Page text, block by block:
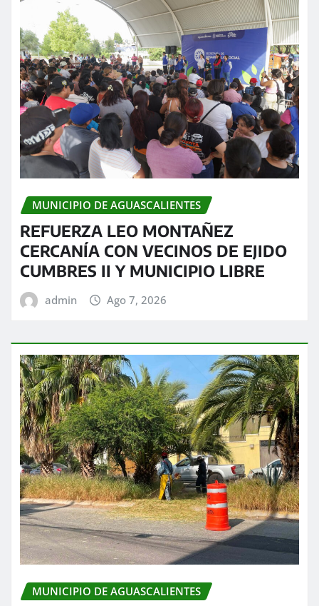
MUNICIPIO DE AGUASCALIENTES
REFUERZA LEO MONTAÑEZ
CERCANÍA CON VECINOS DE EJIDO
CUMBRES II Y MUNICIPIO LIBRE
admin Ago 7, 2026
MUNICIPIO DE AGUASCALIENTES